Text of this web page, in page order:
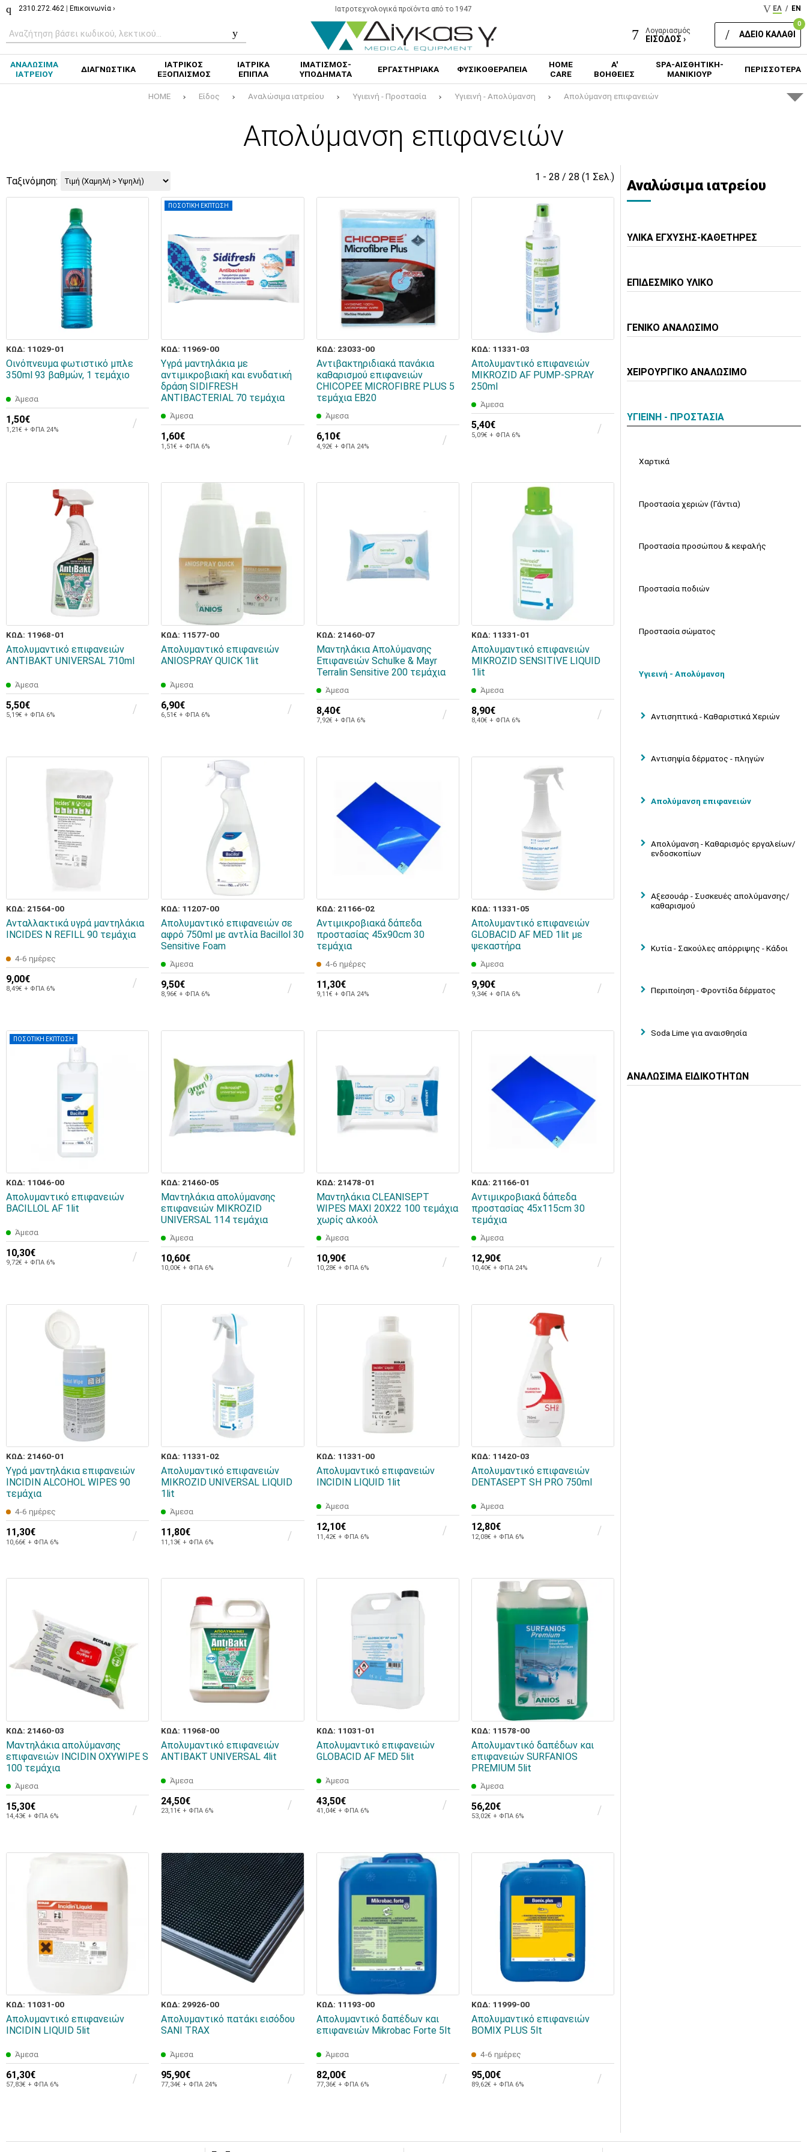
2310.272.462 Επικοινωνία › Ιατροτεχνολογικά προϊόντα από το 1947 ΕΛ / EN
Λογαριασμός
ΕΙΣΟΔΟΣ ›
0
ΑΔΕΙΟ ΚΑΛΑΘΙ
ΑΝΑΛΩΣΙΜΑ
ΙΑΤΡΕΙΟΥ
ΔΙΑΓΝΩΣΤΙΚΑ
ΙΑΤΡΙΚΟΣ
ΕΞΟΠΛΙΣΜΟΣ
ΙΑΤΡΙΚΑ
ΕΠΙΠΛΑ
ΙΜΑΤΙΣΜΟΣ-
ΥΠΟΔΗΜΑΤΑ
ΕΡΓΑΣΤΗΡΙΑΚΑ ΦΥΣΙΚΟΘΕΡΑΠΕΙΑ
HOME
CARE
Α'
ΒΟΗΘΕΙΕΣ
SPA-ΑΙΣΘΗΤΙΚΗ-
ΜΑΝΙΚΙΟΥΡ
ΠΕΡΙΣΣΟΤΕΡΑ
HOME Είδος Αναλώσιμα ιατρείου Υγιεινή - Προστασία Υγιεινή - Απολύμανση Απολύμανση επιφανειών
Απολύμανση επιφανειών
Ταξινόμηση: 1 - 28 / 28 (1 Σελ.)
ΚΩΔ: 11029-01
Οινόπνευμα φωτιστικό μπλε
350ml 93 βαθμών, 1 τεμάχιο
Άμεσα
1,50€
1,21€ + ΦΠΑ 24%
ΠΟΣΟΤΙΚΗ ΕΚΠΤΩΣΗ
ΚΩΔ: 11969-00
Υγρά μαντηλάκια με
αντιμικροβιακή και ενυδατική
δράση SIDIFRESH
ANTIBACTERIAL 70 τεμάχια
Άμεσα
1,60€
1,51€ + ΦΠΑ 6%
ΚΩΔ: 23033-00
Αντιβακτηριδιακά πανάκια
καθαρισμού επιφανειών
CHICOPEE MICROFIBRE PLUS 5
τεμάχια ΕΒ20
Άμεσα
6,10€
4,92€ + ΦΠΑ 24%
ΚΩΔ: 11331-03
Απολυμαντικό επιφανειών
MIKROZID AF PUMP-SPRAY
250ml
Άμεσα
5,40€
5,09€ + ΦΠΑ 6%
ΚΩΔ: 11968-01
Απολυμαντικό επιφανειών
ANTIBAKT UNIVERSAL 710ml
Άμεσα
5,50€
5,19€ + ΦΠΑ 6%
ΚΩΔ: 11577-00
Aπολυμαντικό επιφανειών
ANIOSPRAY QUICK 1lit
Άμεσα
6,90€
6,51€ + ΦΠΑ 6%
ΚΩΔ: 21460-07
Μαντηλάκια Απολύμανσης
Επιφανειών Schulke & Mayr
Terralin Sensitive 200 τεμάχια
Άμεσα
8,40€
7,92€ + ΦΠΑ 6%
ΚΩΔ: 11331-01
Απολυμαντικό επιφανειών
MIKROZID SENSITIVE LIQUID
1lit
Άμεσα
8,90€
8,40€ + ΦΠΑ 6%
ΚΩΔ: 21564-00
Ανταλλακτικά υγρά μαντηλάκια
INCIDES N REFILL 90 τεμάχια
4-6 ημέρες
9,00€
8,49€ + ΦΠΑ 6%
ΚΩΔ: 11207-00
Απολυμαντικό επιφανειών σε
αφρό 750ml με αντλία Bacillol 30
Sensitive Foam
Άμεσα
9,50€
8,96€ + ΦΠΑ 6%
ΚΩΔ: 21166-02
Αντιμικροβιακά δάπεδα
προστασίας 45x90cm 30
τεμάχια
4-6 ημέρες
11,30€
9,11€ + ΦΠΑ 24%
ΚΩΔ: 11331-05
Απολυμαντικό επιφανειών
GLOBACID AF MED 1lit με
ψεκαστήρα
Άμεσα
9,90€
9,34€ + ΦΠΑ 6%
ΠΟΣΟΤΙΚΗ ΕΚΠΤΩΣΗ
ΚΩΔ: 11046-00
Aπολυμαντικό επιφανειών
BACILLOL AF 1lit
Άμεσα
10,30€
9,72€ + ΦΠΑ 6%
ΚΩΔ: 21460-05
Μαντηλάκια απολύμανσης
επιφανειών MIKROZID
UNIVERSAL 114 τεμάχια
Άμεσα
10,60€
10,00€ + ΦΠΑ 6%
ΚΩΔ: 21478-01
Μαντηλάκια CLEANISEPT
WIPES MAXI 20X22 100 τεμάχια
χωρίς αλκοόλ
Άμεσα
10,90€
10,28€ + ΦΠΑ 6%
ΚΩΔ: 21166-01
Αντιμικροβιακά δάπεδα
προστασίας 45x115cm 30
τεμάχια
Άμεσα
12,90€
10,40€ + ΦΠΑ 24%
ΚΩΔ: 21460-01
Υγρά μαντηλάκια επιφανειών
INCIDIN ALCOHOL WIPES 90
τεμάχια
4-6 ημέρες
11,30€
10,66€ + ΦΠΑ 6%
ΚΩΔ: 11331-02
Απολυμαντικό επιφανειών
MIKROZID UNIVERSAL LIQUID
1lit
Άμεσα
11,80€
11,13€ + ΦΠΑ 6%
ΚΩΔ: 11331-00
Απολυμαντικό επιφανειών
INCIDIN LIQUID 1lit
Άμεσα
12,10€
11,42€ + ΦΠΑ 6%
ΚΩΔ: 11420-03
Απολυμαντικό επιφανειών
DENTASEPT SH PRO 750ml
Άμεσα
12,80€
12,08€ + ΦΠΑ 6%
ΚΩΔ: 21460-03
Μαντηλάκια απολύμανσης
επιφανειών INCIDIN OXYWIPE S
100 τεμάχια
Άμεσα
15,30€
14,43€ + ΦΠΑ 6%
ΚΩΔ: 11968-00
Απολυμαντικό επιφανειών
ANTIBAKT UNIVERSAL 4lit
Άμεσα
24,50€
23,11€ + ΦΠΑ 6%
ΚΩΔ: 11031-01
Απολυμαντικό επιφανειών
GLOBACID AF MED 5lit
Άμεσα
43,50€
41,04€ + ΦΠΑ 6%
ΚΩΔ: 11578-00
Απολυμαντικό δαπέδων και
επιφανειών SURFANIOS
PREMIUM 5lit
Άμεσα
56,20€
53,02€ + ΦΠΑ 6%
ΚΩΔ: 11031-00
Απολυμαντικό επιφανειών
INCIDIN LIQUID 5lit
Άμεσα
61,30€
57,83€ + ΦΠΑ 6%
ΚΩΔ: 29926-00
Απολυμαντικό πατάκι εισόδου
SANI TRAX
Άμεσα
95,90€
77,34€ + ΦΠΑ 24%
ΚΩΔ: 11193-00
Απολυμαντικό δαπέδων και
επιφανειών Mikrobac Forte 5lt
Άμεσα
82,00€
77,36€ + ΦΠΑ 6%
ΚΩΔ: 11999-00
Απολυμαντικό επιφανειών
BOMIX PLUS 5lt
4-6 ημέρες
95,00€
89,62€ + ΦΠΑ 6%
Αναλώσιμα ιατρείου
ΥΛΙΚΑ ΕΓΧΥΣΗΣ-ΚΑΘΕΤΗΡΕΣ
ΕΠΙΔΕΣΜΙΚΟ ΥΛΙΚΟ
ΓΕΝΙΚΟ ΑΝΑΛΩΣΙΜΟ
ΧΕΙΡΟΥΡΓΙΚΟ ΑΝΑΛΩΣΙΜΟ
ΥΓΙΕΙΝΗ - ΠΡΟΣΤΑΣΙΑ
Χαρτικά
Προστασία χεριών (Γάντια)
Προστασία προσώπου & κεφαλής
Προστασία ποδιών
Προστασία σώματος
Υγιεινή - Απολύμανση
Αντισηπτικά - Καθαριστικά Χεριών
Αντισηψία δέρματος - πληγών
Απολύμανση επιφανειών
Απολύμανση - Καθαρισμός εργαλείων/
ενδοσκοπίων
Αξεσουάρ - Συσκευές απολύμανσης/
καθαρισμού
Κυτία - Σακούλες απόρριψης - Κάδοι
Περιποίηση - Φροντίδα δέρματος
Soda Lime για αναισθησία
ΑΝΑΛΩΣΙΜΑ ΕΙΔΙΚΟΤΗΤΩΝ